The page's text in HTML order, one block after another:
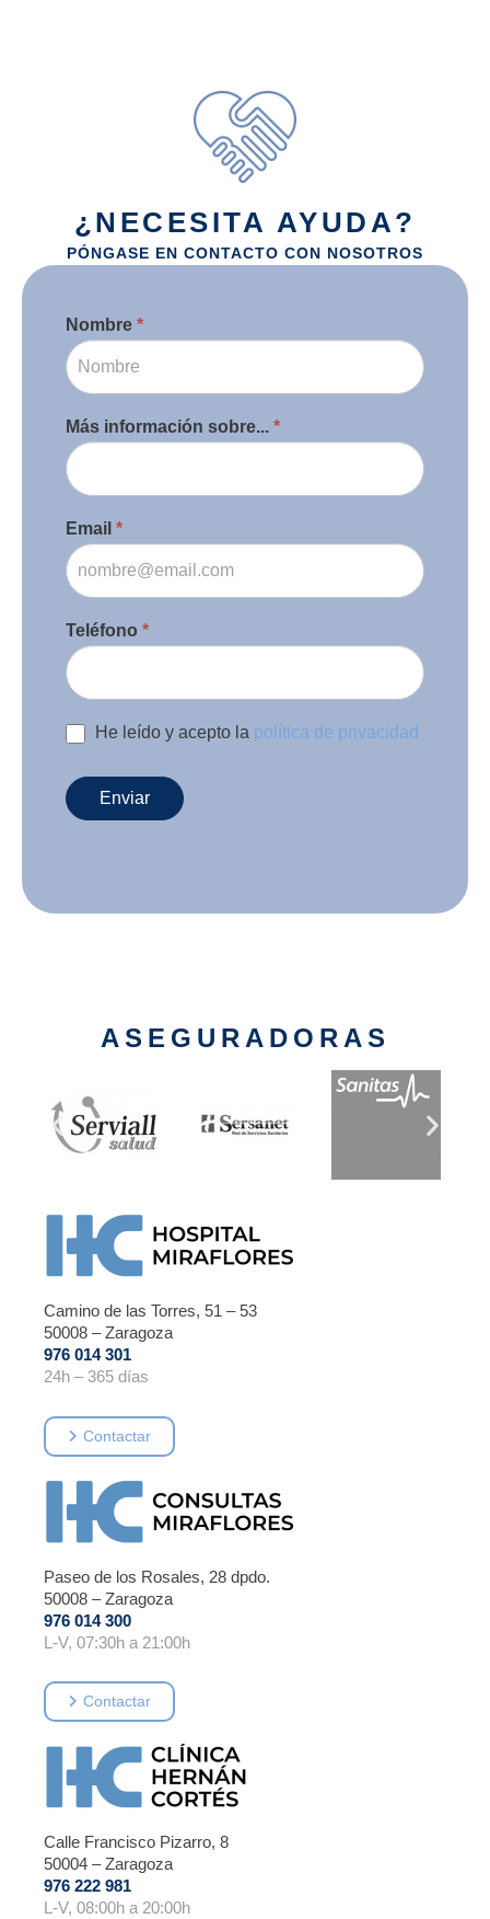
¿NECESITA AYUDA?
PÓNGASE EN CONTACTO CON NOSOTROS
Contacto
Nombre *
Más información sobre... *
Email *
Teléfono *
He leído y acepto la política de privacidad
Enviar
Si
eres
humano,
deja
campo
en
blanco.
ASEGURADORAS
Camino de las Torres, 51 – 53
50008 – Zaragoza
976 014 301
24h – 365 días
Contactar
Paseo de los Rosales, 28 dpdo.
50008 – Zaragoza
976 014 300
L-V, 07:30h a 21:00h
Contactar
Calle Francisco Pizarro, 8
50004 – Zaragoza
976 222 981
L-V, 08:00h a 20:00h